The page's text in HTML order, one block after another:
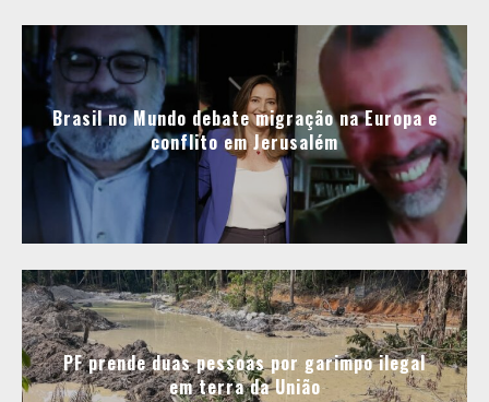
Brasil no Mundo debate migração na Europa e
conflito em Jerusalém
PF prende duas pessoas por garimpo ilegal
em terra da União